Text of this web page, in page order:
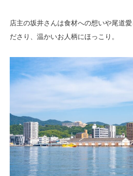
店主の坂井さんは食材への想いや尾道
ださり、温かいお人柄にほっこり。